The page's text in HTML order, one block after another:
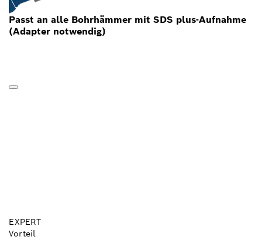
Passt an alle Bohrhämmer mit SDS plus-Aufnahme
(Adapter notwendig)
EXPERT
Vorteil